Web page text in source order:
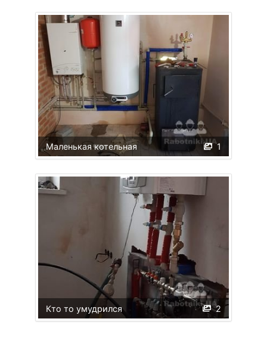
1
Маленькая котельная
2
Кто то умудрился